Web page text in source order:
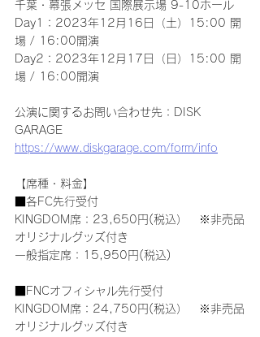
千葉・幕張メッセ 国際展示場 9-10ホール
Day1：2023年12月16日（土）15:00 開
場 / 16:00開演
Day2：2023年12月17日（日）15:00 開
場 / 16:00開演
公演に関するお問い合わせ先：DISK
GARAGE
https://www.diskgarage.com/form/info
【席種・料金】
■各FC先行受付
KINGDOM席：23,650円(税込）　※非売品
オリジナルグッズ付き
一般指定席：15,950円(税込)
■FNCオフィシャル先行受付
KINGDOM席：24,750円(税込）　※非売品
オリジナルグッズ付き